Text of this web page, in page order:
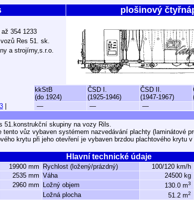
plošinový
354 1233
Res 51. sk.
a strojírny,s.r.o.
kkStB
(do 1924)
ČSD I.
(1925-1946)
ČSD II.
(1947-1967)
3 — — —
51.konstrukční skupiny na vozy Rils.
tento vůz vybaven systémem nazvedávání plachty (laminátové
krytu při jeho otevření je vybaven brzdou plachtového krytu v
Hlavní technické údaje
19900 mm Rychlost (ložený/prázdný) 100/120 km/h
2535 mm Váha 24500 kg
2960 mm Ložný objem 130.0 m3
Ložná plocha
51.2 m2